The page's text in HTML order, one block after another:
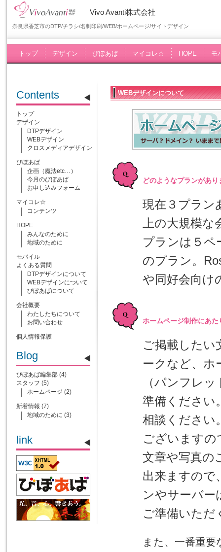
Vivo Avanti株式会社
奈良県香芝市のDTP/チラシ/名刺印刷/WEB/ホームページ/サイトデザイン
トップ デザイン びぼあば マイコレ☆ HOPE モ
WEBデザインについて
どのようなプランがあり
現在３プラン
上の大規模
プランは５ペ
のプラン。
や同好会向け
ホームページ制作にあ
ご掲載したい
ークなど、ホ
（パンフレ
準備ください
相談ください
ございますの
文章や写真の
出来ますので
ンやサーバー
ご準備いただ
また、一番重
Contents
トップ
デザイン
DTPデザイン
WEBデザイン
クロスメディアデザイン
びぼあば
企画（魔法etc…）
今月のびぼあば
お申し込みフォーム
マイコレ☆
コンテンツ
HOPE
みんなのために
地域のために
モバイル
よくある質問
DTPデザインについて
WEBデザインについて
びぼあばについて
会社概要
わたしたちについて
お問い合わせ
個人情報保護
Blog
びぼあば編集部 (4)
スタッフ (5)
ホームページ (2)
新着情報 (7)
地域のために (3)
link